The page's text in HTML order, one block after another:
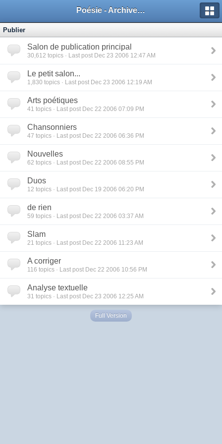
Poésie - Archives de Toute La Poésie - 2005 - 2006
Publier
Salon de publication principal
30,612 topics · Last post Dec 23 2006 12:47 AM
Le petit salon...
1,830 topics · Last post Dec 23 2006 12:19 AM
Arts poétiques
41 topics · Last post Dec 22 2006 07:09 PM
Chansonniers
47 topics · Last post Dec 22 2006 06:36 PM
Nouvelles
62 topics · Last post Dec 22 2006 08:55 PM
Duos
12 topics · Last post Dec 19 2006 06:20 PM
de rien
59 topics · Last post Dec 22 2006 03:37 AM
Slam
21 topics · Last post Dec 22 2006 11:23 AM
A corriger
116 topics · Last post Dec 22 2006 10:56 PM
Analyse textuelle
31 topics · Last post Dec 23 2006 12:25 AM
Full Version